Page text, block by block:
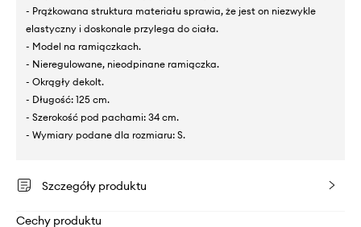
- Prążkowana struktura materiału sprawia, że jest on niezwykle
elastyczny i doskonale przylega do ciała.
- Model na ramiączkach.
- Nieregulowane, nieodpinane ramiączka.
- Okrągły dekolt.
- Długość: 125 cm.
- Szerokość pod pachami: 34 cm.
- Wymiary podane dla rozmiaru: S.
Szczegóły produktu
Cechy produktu